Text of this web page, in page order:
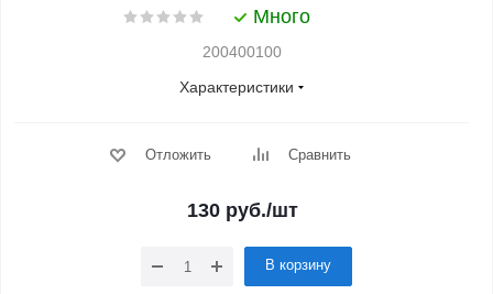
Много
200400100
Характеристики
Отложить Сравнить
130 руб./шт
В корзину